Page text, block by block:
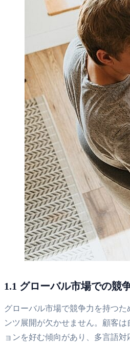
1.1 グローバル市場での競
グローバル市場で競争力を持つ
ンツ展開が欠かせません。顧客
ョンを好む傾向があり、多言語